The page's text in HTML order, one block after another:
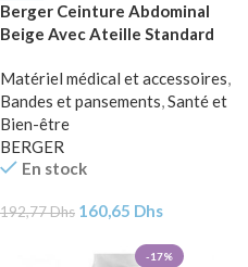
Berger Ceinture Abdominal
Beige Avec Ateille Standard
Matériel médical et accessoires,
Bandes et pansements,Santé et
Bien-être
BERGER
En stock
192,77Dhs 160,65 Dhs
-17%